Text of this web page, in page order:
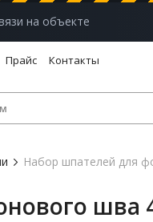
на объекте
Прайс Контакты
Набор шпателей для
шва